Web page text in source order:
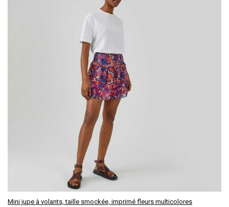
Mini jupe à volants, taille smockée, imprimé fleurs multicolores